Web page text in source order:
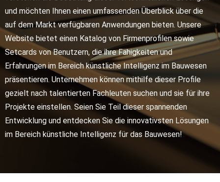
und möchten Ihnen einen umfassenden Überblick über die
auf dem Markt verfügbaren Anwendungen bieten. Unsere
Website bietet einen Katalog von Firmenprofilen sowie
Setcards von Benutzern, die ihre Fähigkeiten und
Erfahrungen im Bereich künstliche Intelligenz im Bauwesen
präsentieren. Unternehmen können mithilfe dieser Profile
gezielt nach talentierten Fachleuten suchen und sie für ihre
Projekte einstellen. Seien Sie Teil dieser spannenden
Entwicklung und entdecken Sie die innovativsten Lösungen
im Bereich künstliche Intelligenz für das Bauwesen!